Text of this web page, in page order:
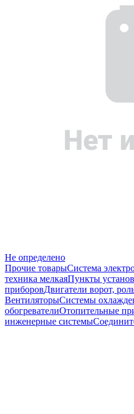
Не определено
Прочие товарыСистема
техника мелкаяПункты
приборовДвигатели ворот,
ВентиляторыСистемы
обогревателиОтопительные
инженерные системы